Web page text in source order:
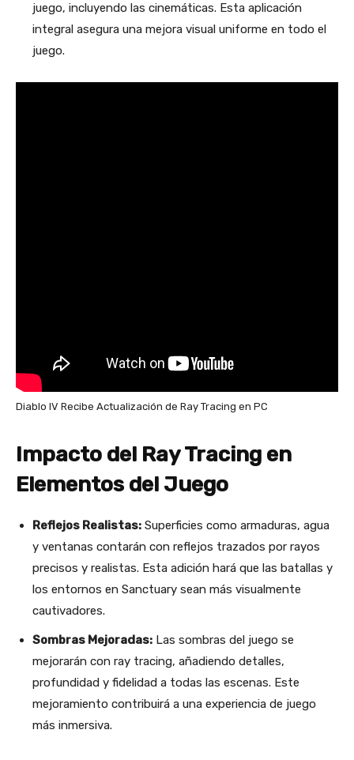
juego, incluyendo las cinemáticas. Esta aplicación
integral asegura una mejora visual uniforme en todo el
juego​​.
Diablo IV Recibe Actualización de Ray Tracing en PC
Impacto del Ray Tracing en
Elementos del Juego
Reflejos Realistas: Superficies como armaduras, agua
y ventanas contarán con reflejos trazados por rayos
precisos y realistas. Esta adición hará que las batallas y
los entornos en Sanctuary sean más visualmente
cautivadores​​.
Sombras Mejoradas: Las sombras del juego se
mejorarán con ray tracing, añadiendo detalles,
profundidad y fidelidad a todas las escenas. Este
mejoramiento contribuirá a una experiencia de juego
más inmersiva​​.